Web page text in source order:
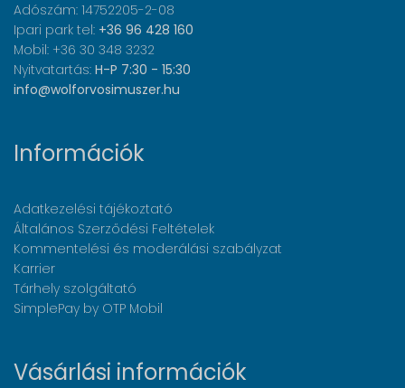
Adószám: 14752205-2-08
Ipari park tel: +36 96 428 160
Mobil: +36 30 348 3232
Nyitvatartás: H-P 7:30 - 15:30
info@wolforvosimuszer.hu
Információk
Adatkezelési tájékoztató
Általános Szerződési Feltételek
Kommentelési és moderálási szabályzat
Karrier
Tárhely szolgáltató
SimplePay by OTP Mobil
Vásárlási információk